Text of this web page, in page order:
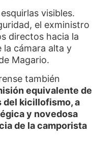
visibles.
el exministro
directos hacia la
cámara alta y
Magario.
también
equivalente de
del kicillofismo, a
y novedosa
de la camporista